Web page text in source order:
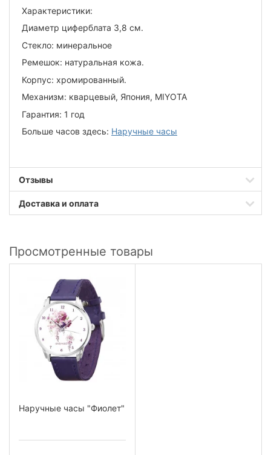
Характеристики:
Диаметр циферблата 3,8 см.
Стекло: минеральное
Ремешок: натуральная кожа.
Корпус: хромированный.
Механизм: кварцевый, Япония, MIYOTA
Гарантия: 1 год
Больше часов здесь: Наручные часы
Отзывы
Доставка и оплата
Просмотренные товары
Наручные часы "Фиолет"